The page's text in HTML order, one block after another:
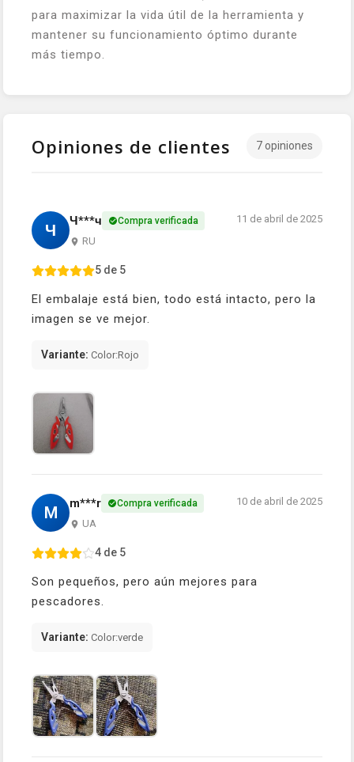
para maximizar la vida útil de la herramienta y
mantener su funcionamiento óptimo durante
más tiempo.
Opiniones de clientes 7 opiniones
Ч Ч***ч Compra verificada
RU
11 de abril de 2025
5 de 5
El embalaje está bien, todo está intacto, pero la
imagen se ve mejor.
Variante: Color:Rojo
M m***r Compra verificada
UA
10 de abril de 2025
4 de 5
Son pequeños, pero aún mejores para
pescadores.
Variante: Color:verde